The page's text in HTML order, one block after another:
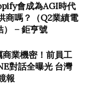
會成為AGI時代
商嗎？（Q2業績電
） – 鉅亨號
業機密！前員工
對話全曝光 台灣
報